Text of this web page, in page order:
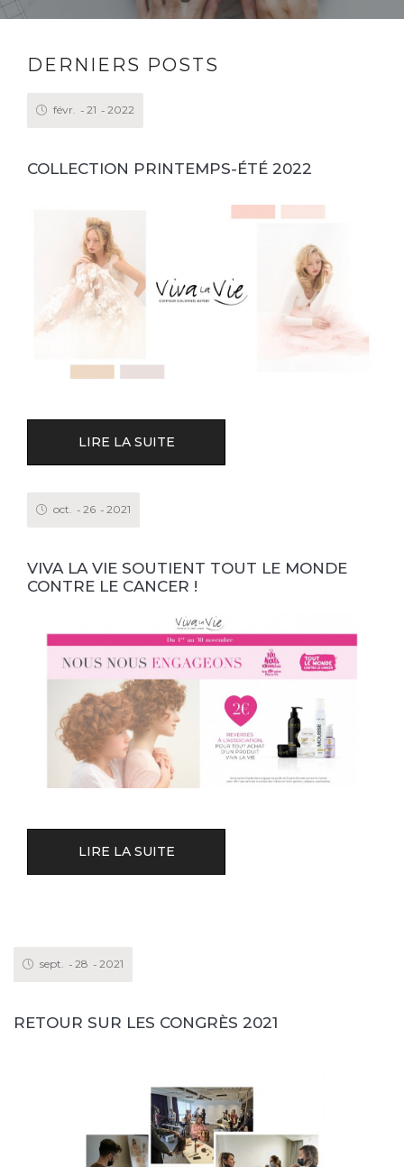
DERNIERS POSTS
févr. 21 2022
COLLECTION PRINTEMPS-ÉTÉ 2022
LIRE LA SUITE
oct. 26 2021
VIVA LA VIE SOUTIENT TOUT LE MONDE
CONTRE LE CANCER !
LIRE LA SUITE
sept. 28 2021
RETOUR SUR LES CONGRÈS 2021